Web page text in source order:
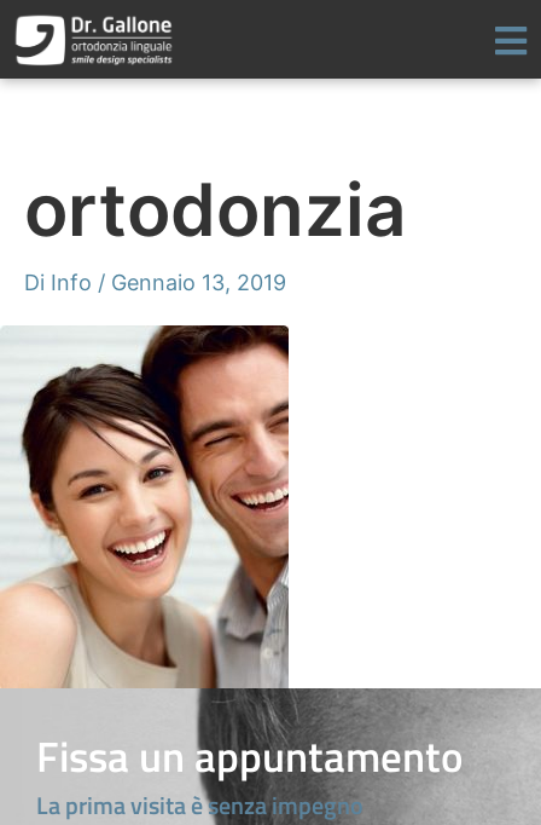
contenuto
ortodonzia
Di Info / Gennaio 13, 2019
Fissa un appuntamento
La prima visita è senza impegno